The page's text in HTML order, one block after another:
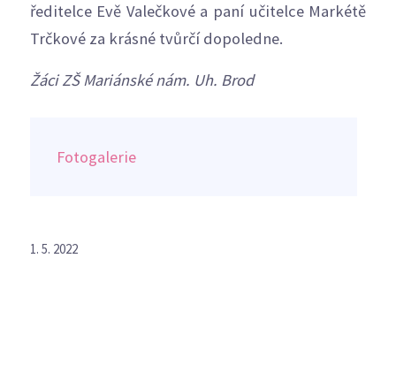
ředitelce Evě Valečkové a paní učitelce Markétě
Trčkové za krásné tvůrčí dopoledne.
Žáci ZŠ Mariánské nám. Uh. Brod
Fotogalerie
1. 5. 2022